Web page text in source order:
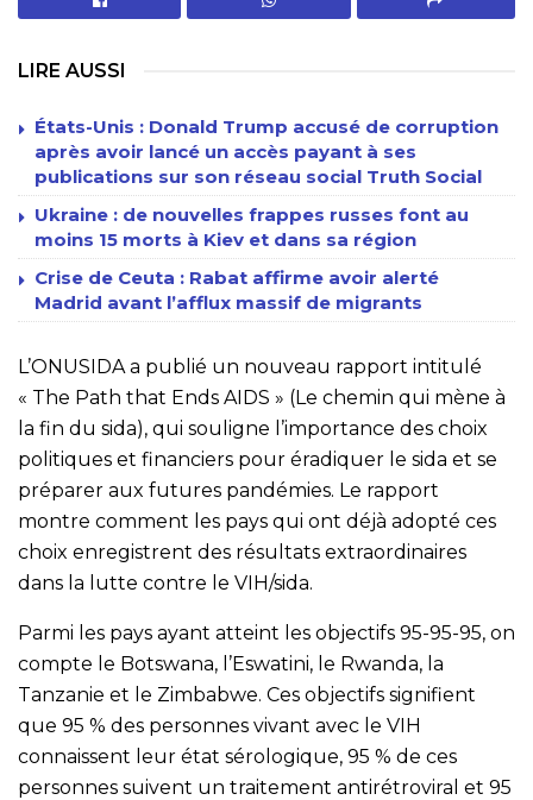
LIRE AUSSI
États-Unis : Donald Trump accusé de corruption
après avoir lancé un accès payant à ses
publications sur son réseau social Truth Social
Ukraine : de nouvelles frappes russes font au
moins 15 morts à Kiev et dans sa région
Crise de Ceuta : Rabat affirme avoir alerté
Madrid avant l’afflux massif de migrants
L’ONUSIDA a publié un nouveau rapport intitulé
« The Path that Ends AIDS » (Le chemin qui mène à
la fin du sida), qui souligne l’importance des choix
politiques et financiers pour éradiquer le sida et se
préparer aux futures pandémies. Le rapport
montre comment les pays qui ont déjà adopté ces
choix enregistrent des résultats extraordinaires
dans la lutte contre le VIH/sida.
Parmi les pays ayant atteint les objectifs 95-95-95, on
compte le Botswana, l’Eswatini, le Rwanda, la
Tanzanie et le Zimbabwe. Ces objectifs signifient
que 95 % des personnes vivant avec le VIH
connaissent leur état sérologique, 95 % de ces
personnes suivent un traitement antirétroviral et 95